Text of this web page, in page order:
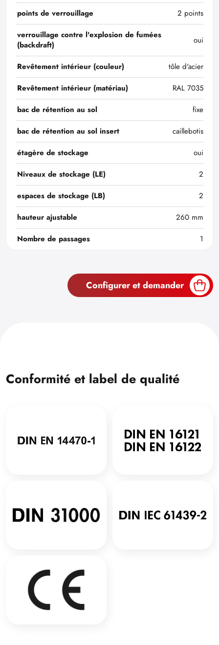
points de verrouillage
2 points
verrouillage contre l'explosion de fumées
(backdraft)
oui
Revêtement intérieur (couleur)
tôle d'acier
Revêtement intérieur (matériau)
RAL 7035
bac de rétention au sol
fixe
bac de rétention au sol insert
caillebotis
étagère de stockage
oui
Niveaux de stockage (LE)
2
espaces de stockage (LB)
2
hauteur ajustable
260 mm
Nombre de passages
1
Configurer et demander
Conformité et label de qualité